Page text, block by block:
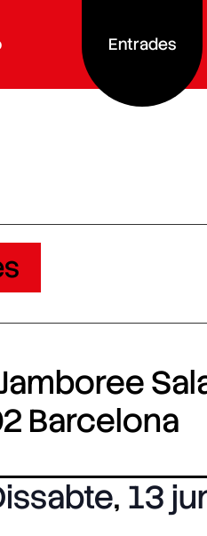
Entrades
Barcelona
, 13